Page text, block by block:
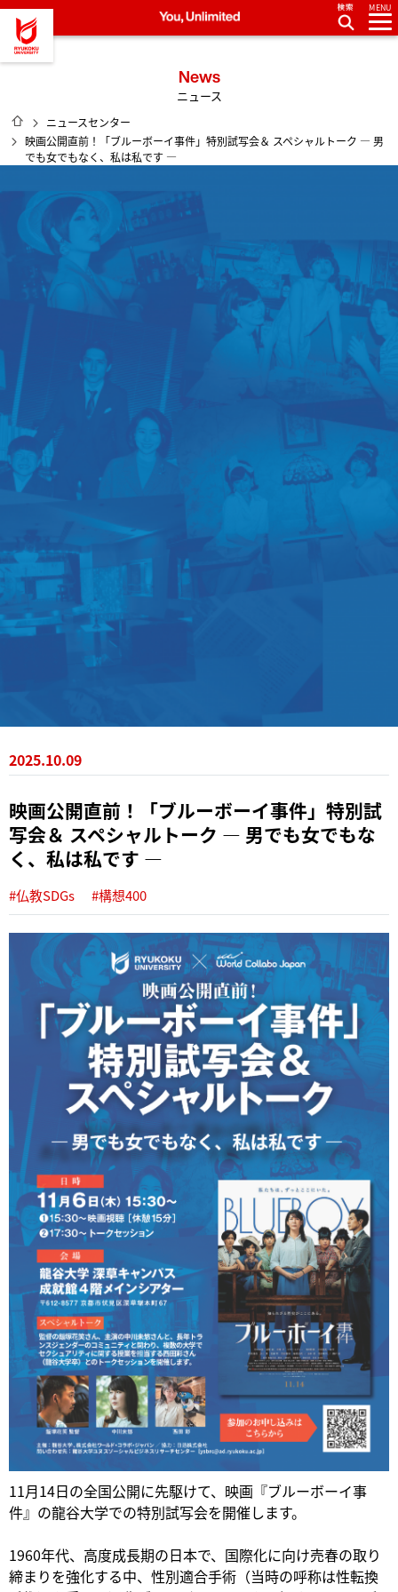
龍谷大学 You, Unlimited
MENU
News
ニュース
HOME
ニュースセンター
映画公開直前！「ブルーボーイ事件」特別試写会＆ スペシャルトーク ― 男
でも女でもなく、私は私です ―
2025.10.09
映画公開直前！「ブルーボーイ事件」特別試
写会＆ スペシャルトーク ― 男でも女でもな
く、私は私です ―
#仏教SDGs #構想400
11月14日の全国公開に先駆けて、映画『ブルーボーイ事
件』の龍谷大学での特別試写会を開催します。
1960年代、高度成長期の日本で、国際化に向け売春の取り
締まりを強化する中、性別適合手術（当時の呼称は性転換